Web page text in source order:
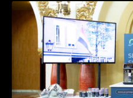
Prysmian
sensing si
in timp real a